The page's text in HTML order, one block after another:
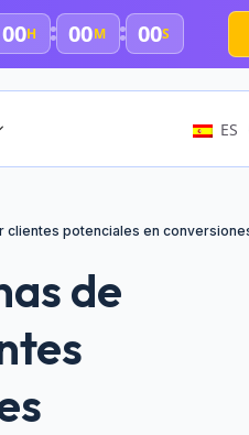
00H 00M 00S
ES
potenciales en
de